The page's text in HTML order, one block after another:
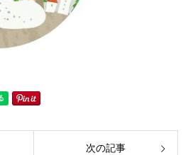
次の記事